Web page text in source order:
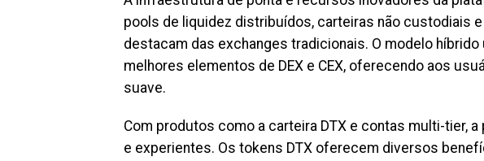
pools de liquidez distribuídos, carteiras não custodiais
destacam das exchanges tradicionais. O modelo híbrido
melhores elementos de DEX e CEX, oferecendo aos
suave.
Com produtos como a carteira DTX e contas multi-tier,
e experientes. Os tokens DTX oferecem diversos